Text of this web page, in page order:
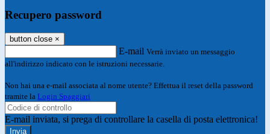
Recupero password
button close ×
E-mail Verrà inviato un messaggio
all'indirizzo indicato con le istruzioni necessarie.
Non hai una e-mail associata al nome utente? Effettua il reset della password
tramite la Login Spaggiari
E-mail inviata, si prega di controllare la casella di posta elettronica!